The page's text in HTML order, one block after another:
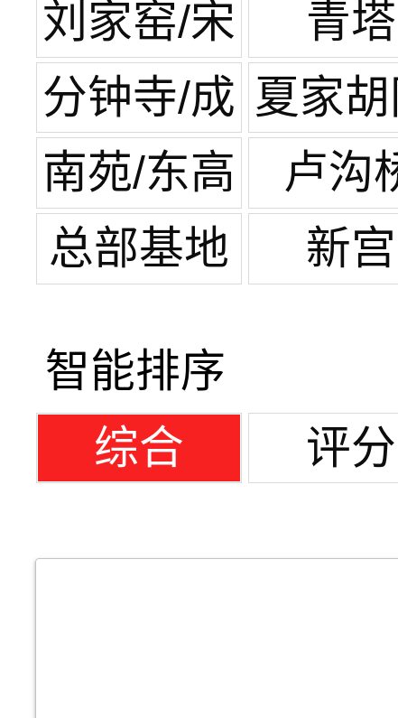
榆
刘家窑/宋
家庄
青塔
分钟寺/成
寿寺
夏家
纪家
南苑/东高
地
卢沟
总部基地 新宫
智能排序
综合
评分